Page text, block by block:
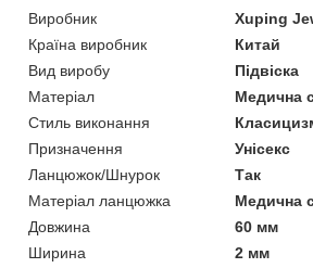
Виробник
Xuping
Країна виробник
Китай
Вид виробу
Підвіска
Матеріал
Медична
Стиль виконання
Призначення
Унісекс
Ланцюжок/Шнурок
Так
Матеріал ланцюжка
Медична
Довжина
60 мм
Ширина
2 мм